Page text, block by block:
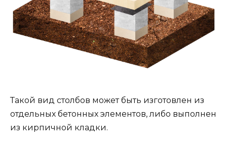
Такой вид столбов может быть изготовлен из
отдельных бетонных элементов, либо выполнен
из кирпичной кладки.